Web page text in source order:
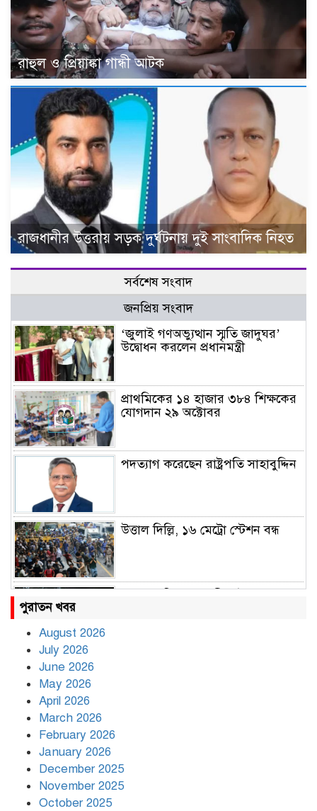
রাহুল ও প্রিয়াঙ্কা গান্ধী আটক
রাজধানীর উত্তরায় সড়ক দুর্ঘটনায় দুই সাংবাদিক নিহত
সর্বশেষ সংবাদ
জনপ্রিয় সংবাদ
‘জুলাই গণঅভ্যুত্থান স্মৃতি জাদুঘর’
উদ্বোধন করলেন প্রধানমন্ত্রী
প্রাথমিকের ১৪ হাজার ৩৮৪ শিক্ষকের
যোগদান ২৯ অক্টোবর
পদত্যাগ করেছেন রাষ্ট্রপতি সাহাবুদ্দিন
উত্তাল দিল্লি, ১৬ মেট্রো স্টেশন বন্ধ
বৃষ্টি থামার নাম নেই, পথে পথে
পুরাতন খবর
August 2026
July 2026
June 2026
May 2026
April 2026
March 2026
February 2026
January 2026
December 2025
November 2025
October 2025